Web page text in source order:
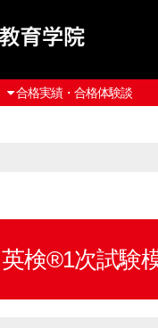
合格実績・合格体験談
英検®1次試験